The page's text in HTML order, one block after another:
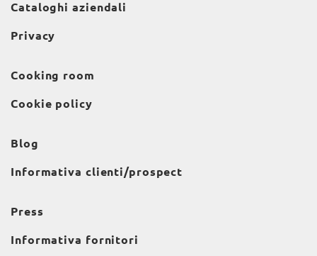
Cataloghi aziendali
Privacy
Cooking room
Cookie policy
Blog
Informativa clienti/prospect
Press
Informativa fornitori